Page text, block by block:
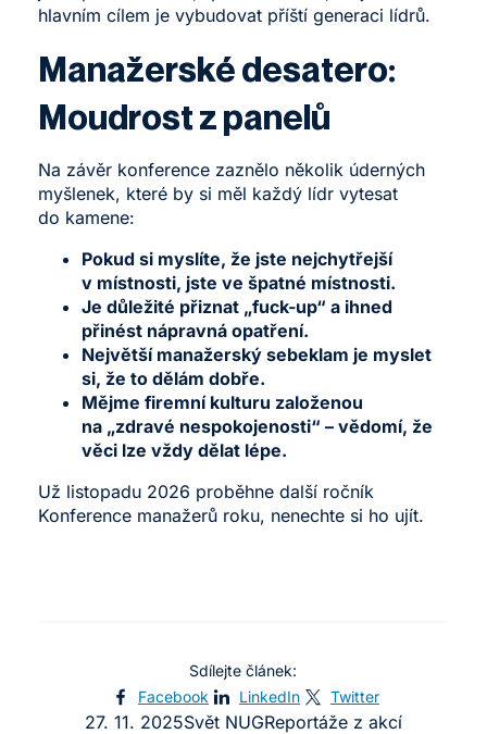
hlavním cílem je vybudovat příští generaci lídrů.
Manažerské desatero:
Moudrost z panelů
Na závěr konference zaznělo několik úderných
myšlenek, které by si měl každý lídr vytesat
do kamene:
Pokud si myslíte, že jste nejchytřejší
v místnosti, jste ve špatné místnosti.
Je důležité přiznat „fuck-up“ a ihned
přinést nápravná opatření.
Největší manažerský sebeklam je myslet
si, že to dělám dobře.
Mějme firemní kulturu založenou
na „zdravé nespokojenosti“ – vědomí, že
věci lze vždy dělat lépe.
Už listopadu 2026 proběhne další ročník
Konference manažerů roku, nenechte si ho ujít.
Sdílejte článek:
Facebook
LinkedIn Twitter
27. 11. 2025Svět NUGReportáže z akcí